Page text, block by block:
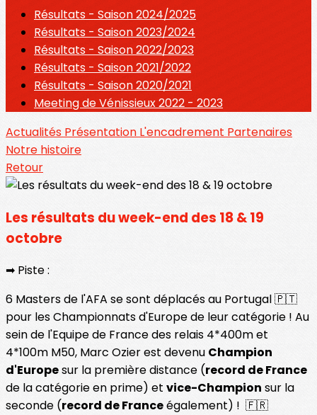
Résultats - Saison 2024/2025
Résultats - Saison 2023/2024
Résultats - Saison 2022/2023
Résultats - Saison 2021/2022
Résultats - Saison 2020/2021
Meeting de Vénissieux 2022 - 2023
Actualités Présentation L'encadrement Partenaires
Notre histoire
Retour
Les résultats du week-end des 18 & 19
octobre
➡ Piste :
6 Masters de l'AFA se sont déplacés au Portugal 🇵🇹
pour les Championnats d'Europe de leur catégorie ! Au
sein de l'Equipe de France des relais 4*400m et
4*100m M50, Marc Ozier est devenu Champion
d'Europesur la première distance (record de France
de la catégorie en prime) et vice-Champion sur la
seconde (record de Franceégalement) ! 🇫🇷